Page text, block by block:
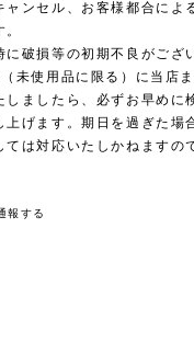
ャンセル、お客様都合によ
に破損等の初期不良がござ
未使用品に限る）に当店
ましたら、必ずお早めに
上げます。期日を過ぎた場
は対応いたしかねますの
報する